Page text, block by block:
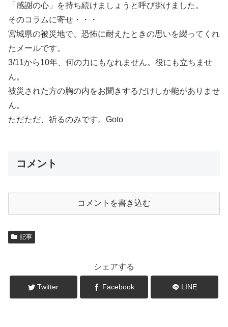
「感謝の心」を持ち続けましょうと呼び掛けました。
そのコラムに寄せ・・・
宮城県の被災地で、恐怖に耐えたときの思いを綴ってくれ
たメールです。
3/11から10年、何の力にもなれません。役にも立ちませ
ん。
被災された方の胸の内をお聞きするだけしか能がありませ
ん。
ただただ、祈るのみです。Goto
コメント
コメントを書き込む
記事
シェアする
Twitter Facebook LINE